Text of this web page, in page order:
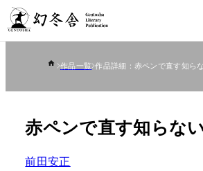
作品一覧 作品詳細：赤ペンで直す知ら
赤ペンで直す知らな
前田安正